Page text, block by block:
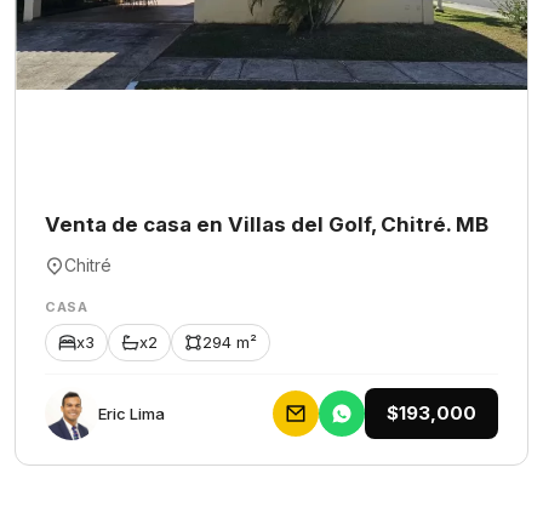
Venta de casa en Villas del Golf, Chitré. MB
Chitré
CASA
x3 x2 294 m²
Eric Lima $193,000